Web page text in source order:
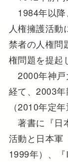
1984年以降
人権擁護活
禁者の人権問
権問題を提起
2000年神戸
経て、2003
（2010年定年
著書に『日
活動と日本軍
1999年）、